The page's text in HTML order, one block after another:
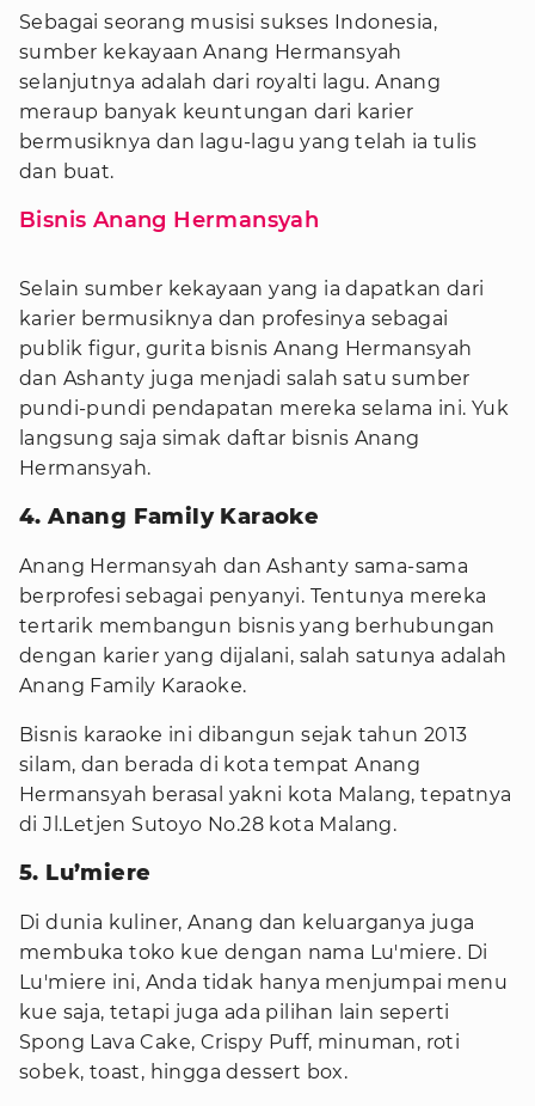
Sebagai seorang musisi sukses Indonesia,
sumber kekayaan Anang Hermansyah
selanjutnya adalah dari royalti lagu. Anang
meraup banyak keuntungan dari karier
bermusiknya dan lagu-lagu yang telah ia tulis
dan buat.
Bisnis Anang Hermansyah
Selain sumber kekayaan yang ia dapatkan dari
karier bermusiknya dan profesinya sebagai
publik figur, gurita bisnis Anang Hermansyah
dan Ashanty juga menjadi salah satu sumber
pundi-pundi pendapatan mereka selama ini. Yuk
langsung saja simak daftar bisnis Anang
Hermansyah.
4. Anang Family Karaoke
Anang Hermansyah dan Ashanty sama-sama
berprofesi sebagai penyanyi. Tentunya mereka
tertarik membangun bisnis yang berhubungan
dengan karier yang dijalani, salah satunya adalah
Anang Family Karaoke.
Bisnis karaoke ini dibangun sejak tahun 2013
silam, dan berada di kota tempat Anang
Hermansyah berasal yakni kota Malang, tepatnya
di Jl.Letjen Sutoyo No.28 kota Malang.
5. Lu’miere
Di dunia kuliner, Anang dan keluarganya juga
membuka toko kue dengan nama Lu'miere. Di
Lu'miere ini, Anda tidak hanya menjumpai menu
kue saja, tetapi juga ada pilihan lain seperti
Spong Lava Cake, Crispy Puff, minuman, roti
sobek, toast, hingga dessert box.